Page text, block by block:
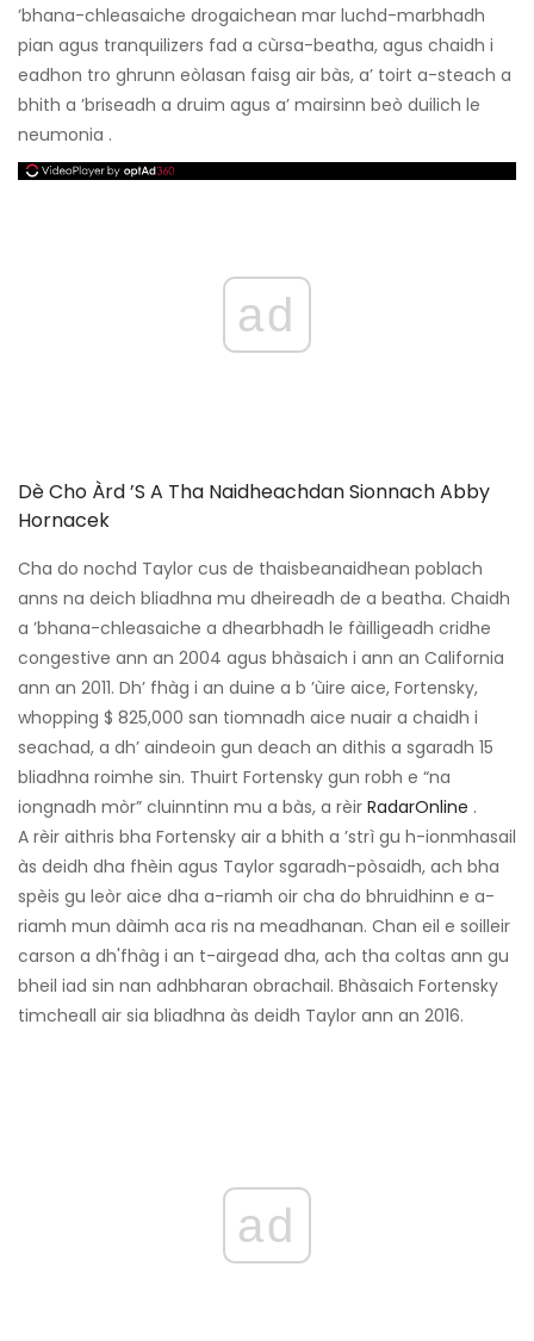
’bhana-chleasaiche drogaichean mar luchd-marbhadh
pian agus tranquilizers fad a cùrsa-beatha, agus chaidh i
eadhon tro ghrunn eòlasan faisg air bàs, a’ toirt a-steach a
bhith a ’briseadh a druim agus a’ mairsinn beò duilich le
neumonia .
ad
Dè Cho Àrd ’s A Tha Naidheachdan Sionnach Abby
Hornacek
Cha do nochd Taylor cus de thaisbeanaidhean poblach
anns na deich bliadhna mu dheireadh de a beatha. Chaidh
a ’bhana-chleasaiche a dhearbhadh le fàilligeadh cridhe
congestive ann an 2004 agus bhàsaich i ann an California
ann an 2011. Dh’ fhàg i an duine a b ’ùire aice, Fortensky,
whopping $ 825,000 san tiomnadh aice nuair a chaidh i
seachad, a dh’ aindeoin gun deach an dithis a sgaradh 15
bliadhna roimhe sin. Thuirt Fortensky gun robh e “na
iongnadh mòr” cluinntinn mu a bàs, a rèir RadarOnline .
A rèir aithris bha Fortensky air a bhith a ’strì gu h-ionmhasail
às deidh dha fhèin agus Taylor sgaradh-pòsaidh, ach bha
spèis gu leòr aice dha a-riamh oir cha do bhruidhinn e a-
riamh mun dàimh aca ris na meadhanan. Chan eil e soilleir
carson a dh'fhàg i an t-airgead dha, ach tha coltas ann gu
bheil iad sin nan adhbharan obrachail. Bhàsaich Fortensky
timcheall air sia bliadhna às deidh Taylor ann an 2016.
ad